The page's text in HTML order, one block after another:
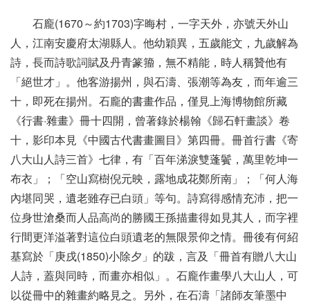
石龐(1670～約1703)字晦村，一字天外，亦號天外山
人，江南安慶府太湖縣人。他幼穎異，五歲能文，九歲解為
詩，長而詩歌詞賦及丹青篆籀，無不精能，時人稱贊他有
「絕世才」。他客游揚州，與石濤、張潮等為友，而年逾三
十，即死在揚州。石龐的書畫作品，僅見上海博物館所藏
《行書·雜畫》冊十四開，曾著錄於楊翰《歸石軒畫談》卷
十，影印本見《中國古代書畫圖目》第四冊。冊首行書《寄
八大山人詩三首》七律，有「百年涕淚雙蓬鬢，萬里乾坤一
布衣」；「空山寫樹倪元映，露地成花鄭所南」；「何人海
內堪同哭，遺老雖存已白頭」等句。詩寫得感情充沛，把一
位身世滄桑而人品高尚的勝國王孫描畫得如見其人，而字裡
行間更洋溢著對這位白頭遺老的無限景仰之情。冊後有何紹
基寫於「庚戌(1850)小除夕」的跋，言及「冊首有贈八大山
人詩，蓋與同時，而畫亦相似」。石龐作畫學八大山人，可
以從冊中的雜畫約略見之。另外，在石濤「諸師友筆墨中